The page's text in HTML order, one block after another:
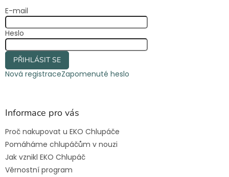
E-mail
Heslo
PŘIHLÁSIT SE
Nová registraceZapomenuté heslo
Informace pro vás
Proč nakupovat u EKO Chlupáče
Pomáháme chlupáčům v nouzi
Jak vznikl EKO Chlupáč
Věrnostní program